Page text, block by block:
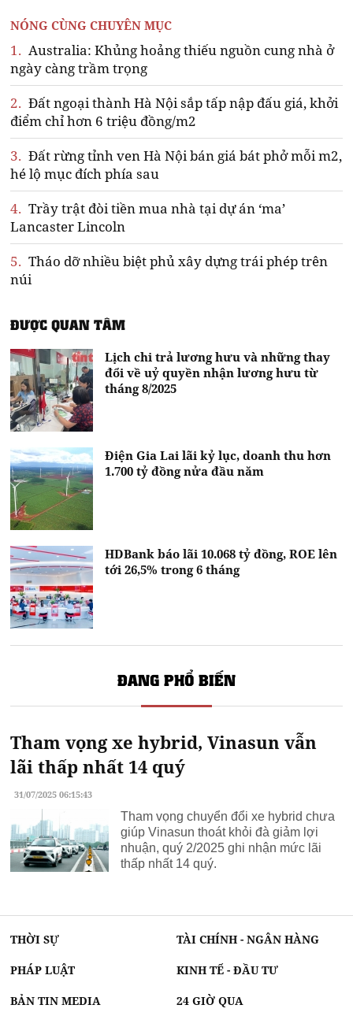
NÓNG CÙNG CHUYÊN MỤC
1. Australia: Khủng hoảng thiếu nguồn cung nhà ở
ngày càng trầm trọng
2. Đất ngoại thành Hà Nội sắp tấp nập đấu giá, khởi
điểm chỉ hơn 6 triệu đồng/m2
3. Đất rừng tỉnh ven Hà Nội bán giá bát phở mỗi m2,
hé lộ mục đích phía sau
4. Trầy trật đòi tiền mua nhà tại dự án ‘ma’
Lancaster Lincoln
5. Tháo dỡ nhiều biệt phủ xây dựng trái phép trên
núi
ĐƯỢC QUAN TÂM
Lịch chi trả lương hưu và những thay
đổi về uỷ quyền nhận lương hưu từ
tháng 8/2025
Điện Gia Lai lãi kỷ lục, doanh thu hơn
1.700 tỷ đồng nửa đầu năm
HDBank báo lãi 10.068 tỷ đồng, ROE lên
tới 26,5% trong 6 tháng
ĐANG PHỔ BIẾN
Tham vọng xe hybrid, Vinasun vẫn
lãi thấp nhất 14 quý
31/07/2025 06:15:43
Tham vọng chuyển đổi xe hybrid chưa
giúp Vinasun thoát khỏi đà giảm lợi
nhuận, quý 2/2025 ghi nhận mức lãi
thấp nhất 14 quý.
THỜI SỰ TÀI CHÍNH - NGÂN HÀNG
PHÁP LUẬT KINH TẾ - ĐẦU TƯ
BẢN TIN MEDIA 24 GIỜ QUA